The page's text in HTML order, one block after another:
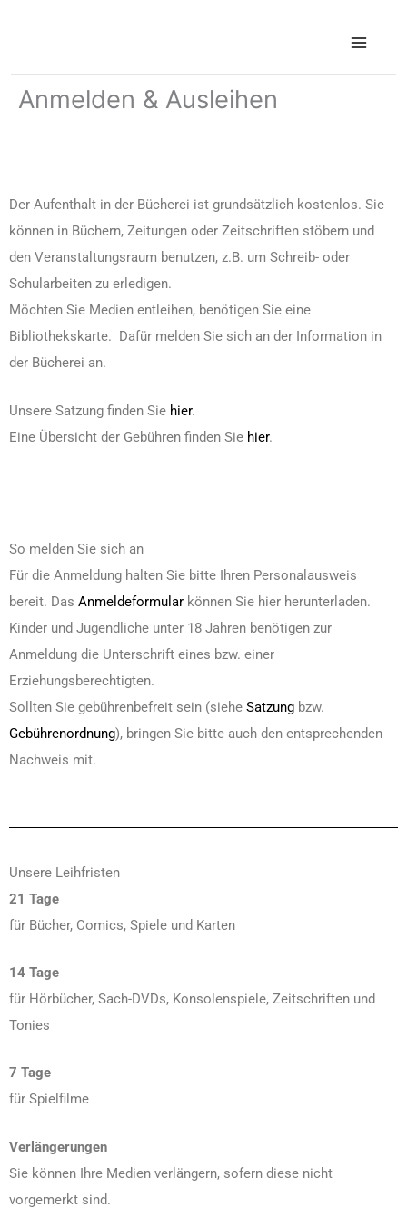
springen
Anmelden & Ausleihen
Der Aufenthalt in der Bücherei ist grundsätzlich kostenlos. Sie
können in Büchern, Zeitungen oder Zeitschriften stöbern und
den Veranstaltungsraum benutzen, z.B. um Schreib- oder
Schularbeiten zu erledigen.
Möchten Sie Medien entleihen, benötigen Sie eine
Bibliothekskarte. Dafür melden Sie sich an der Information in
der Bücherei an.
Unsere Satzung finden Sie hier.
Eine Übersicht der Gebühren finden Sie hier.
So melden Sie sich an
Für die Anmeldung halten Sie bitte Ihren Personalausweis
bereit. Das Anmeldeformular können Sie hier herunterladen.
Kinder und Jugendliche unter 18 Jahren benötigen zur
Anmeldung die Unterschrift eines bzw. einer
Erziehungsberechtigten.
Sollten Sie gebührenbefreit sein (siehe Satzung bzw.
Gebührenordnung), bringen Sie bitte auch den entsprechenden
Nachweis mit.
Unsere Leihfristen
21 Tage
für Bücher, Comics, Spiele und Karten
14 Tage
für Hörbücher, Sach-DVDs, Konsolenspiele, Zeitschriften und
Tonies
7 Tage
für Spielfilme
Verlängerungen
Sie können Ihre Medien verlängern, sofern diese nicht
vorgemerkt sind.